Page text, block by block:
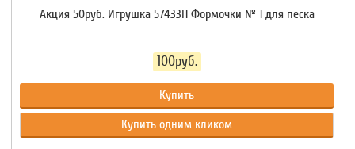
Акция 50руб. Игрушка 57433П Формочки № 1 для песка
100руб.
Купить
Купить одним кликом